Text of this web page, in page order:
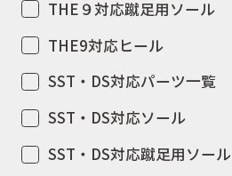
THE９対応蹴足用ソール
THE9対応ヒール
SST・DS対応パーツ一覧
SST・DS対応ソール
SST・DS対応蹴足用ソール